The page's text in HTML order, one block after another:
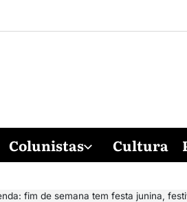
Colunistas Cultura
fim de semana tem festa junina,